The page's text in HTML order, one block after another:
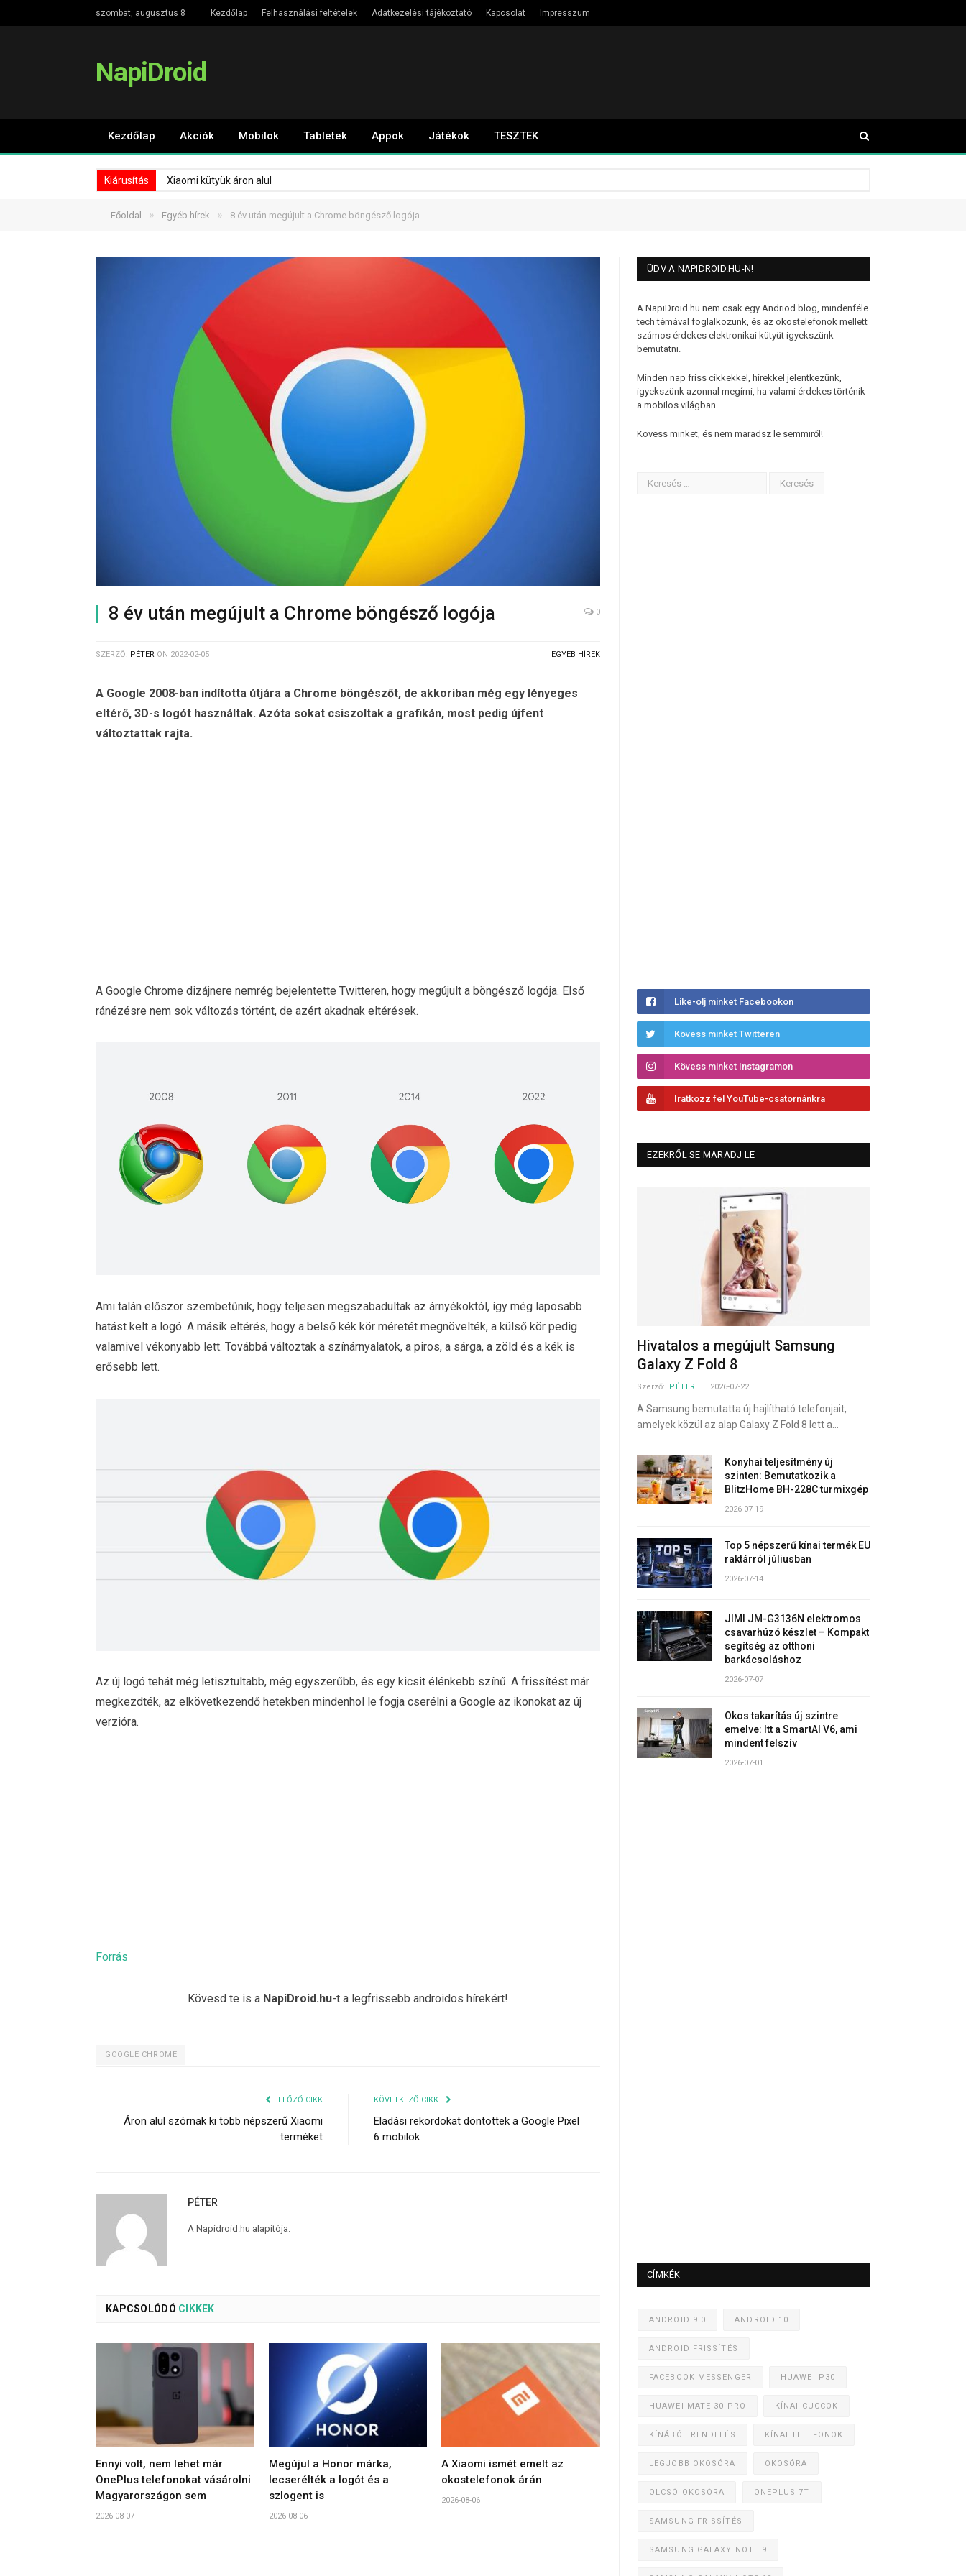
szombat, augusztus 8 Kezdőlap Felhasználási feltételek Adatkezelési tájékoztató Kapcsolat Impresszum
NapiDroid
Kezdőlap Akciók Mobilok Tabletek Appok Játékok TESZTEK
Kiárusítás Xiaomi kütyük áron alul
Főoldal » Egyéb hírek » 8 év után megújult a Chrome böngésző logója
8 év után megújult a Chrome böngésző logója 0
SZERZŐ: PÉTER ON 2022-02-05 EGYÉB HÍREK
A Google 2008-ban indította útjára a Chrome böngészőt, de akkoriban még egy lényeges
eltérő, 3D-s logót használtak. Azóta sokat csiszoltak a grafikán, most pedig újfent
változtattak rajta.
A Google Chrome dizájnere nemrég bejelentette Twitteren, hogy megújult a böngésző logója. Első
ránézésre nem sok változás történt, de azért akadnak eltérések.
Ami talán először szembetűnik, hogy teljesen megszabadultak az árnyékoktól, így még laposabb
hatást kelt a logó. A másik eltérés, hogy a belső kék kör méretét megnövelték, a külső kör pedig
valamivel vékonyabb lett. Továbbá változtak a színárnyalatok, a piros, a sárga, a zöld és a kék is
erősebb lett.
Az új logó tehát még letisztultabb, még egyszerűbb, és egy kicsit élénkebb színű. A frissítést már
megkezdték, az elkövetkezendő hetekben mindenhol le fogja cserélni a Google az ikonokat az új
verzióra.
Forrás
Kövesd te is a NapiDroid.hu-t a legfrissebb androidos hírekért!
GOOGLE CHROME
ELŐZŐ CIKK
Áron alul szórnak ki több népszerű Xiaomi
terméket
KÖVETKEZŐ CIKK
Eladási rekordokat döntöttek a Google Pixel
6 mobilok
PÉTER
A Napidroid.hu alapítója.
KAPCSOLÓDÓ CIKKEK
Ennyi volt, nem lehet már
OnePlus telefonokat vásárolni
Magyarországon sem
2026-08-07
Megújul a Honor márka,
lecserélték a logót és a
szlogent is
2026-08-06
A Xiaomi ismét emelt az
okostelefonok árán
2026-08-06
ÜDV A NAPIDROID.HU-N!
A NapiDroid.hu nem csak egy Andriod blog, mindenféle
tech témával foglalkozunk, és az okostelefonok mellett
számos érdekes elektronikai kütyüt igyekszünk
bemutatni.
Minden nap friss cikkekkel, hírekkel jelentkezünk,
igyekszünk azonnal megírni, ha valami érdekes történik
a mobilos világban.
Kövess minket, és nem maradsz le semmiről!
Like-olj minket Facebookon
Kövess minket Twitteren
Kövess minket Instagramon
Iratkozz fel YouTube-csatornánkra
EZEKRŐL SE MARADJ LE
Hivatalos a megújult Samsung
Galaxy Z Fold 8
Szerző: PÉTER 2026-07-22
A Samsung bemutatta új hajlítható telefonjait,
amelyek közül az alap Galaxy Z Fold 8 lett a…
Konyhai teljesítmény új
szinten: Bemutatkozik a
BlitzHome BH-228C turmixgép
2026-07-19
Top 5 népszerű kínai termék EU
raktárról júliusban
2026-07-14
JIMI JM-G3136N elektromos
csavarhúzó készlet – Kompakt
segítség az otthoni
barkácsoláshoz
2026-07-07
Okos takarítás új szintre
emelve: Itt a SmartAI V6, ami
mindent felszív
2026-07-01
CÍMKÉK
ANDROID 9.0 ANDROID 10
ANDROID FRISSÍTÉS
FACEBOOK MESSENGER HUAWEI P30
HUAWEI MATE 30 PRO KÍNAI CUCCOK
KÍNÁBÓL RENDELÉS KÍNAI TELEFONOK
LEGJOBB OKOSÓRA OKOSÓRA
OLCSÓ OKOSÓRA ONEPLUS 7T
SAMSUNG FRISSÍTÉS
SAMSUNG GALAXY NOTE 9